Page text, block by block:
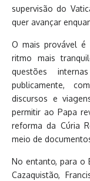
supervisão do
quer avançar
O mais provável é
ritmo mais
questões
publicamente,
discursos e
permitir ao Papa
reforma da Cúria
meio de
No entanto, para o
Cazaquistão,